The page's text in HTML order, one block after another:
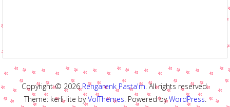
Copyright © 2026Rengarenk Pasta'm. All rights reserved.
Theme: kerli-lite byVolThemes. Powered byWordPress.